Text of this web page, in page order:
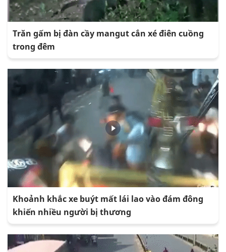
Trăn gấm bị đàn cầy mangut cắn xé điên cuồng
trong đêm
Khoảnh khắc xe buýt mất lái lao vào đám đông
khiến nhiều người bị thương